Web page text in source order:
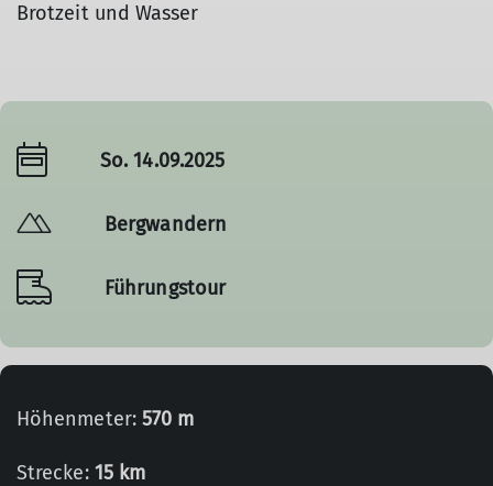
Brotzeit und Wasser
So. 14.09.2025
Bergwandern
Führungstour
Höhenmeter: 570 m
Strecke: 15 km